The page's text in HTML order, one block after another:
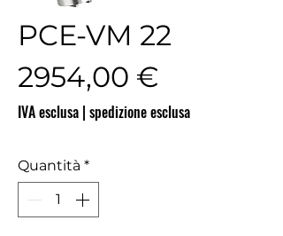
PCE-VM 22
2954,00 €
IVA esclusa | spedizione esclusa
Quantità *